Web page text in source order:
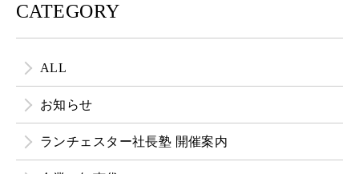
CATEGORY
ALL
お知らせ
ランチェスター社長塾 開催案内